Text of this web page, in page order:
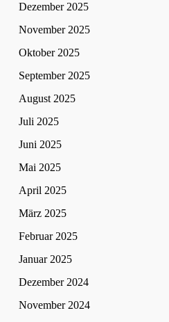
Dezember 2025
November 2025
Oktober 2025
September 2025
August 2025
Juli 2025
Juni 2025
Mai 2025
April 2025
März 2025
Februar 2025
Januar 2025
Dezember 2024
November 2024